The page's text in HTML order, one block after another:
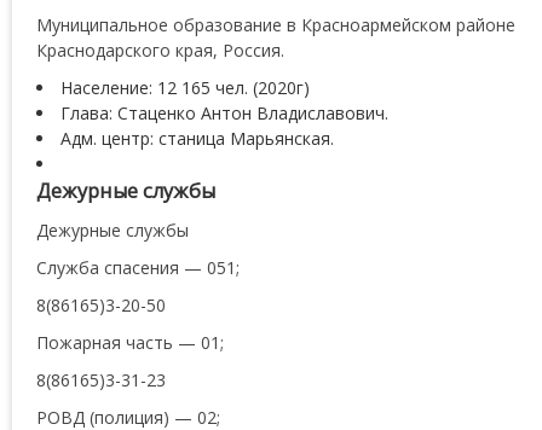
Муниципальное образование в Красноармейском районе
Краснодарского края, Россия.
Население: 12 165 чел. (2020г)
Глава: Стаценко Антон Владиславович.
Адм. центр: станица Марьянская.
Дежурные службы
Дежурные службы
Служба спасения — 051;
8(86165)3-20-50
Пожарная часть — 01;
8(86165)3-31-23
РОВД (полиция) — 02;